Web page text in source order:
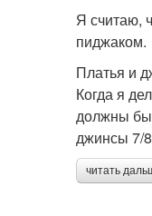
Я считаю,
пиджаком.
Платья и
Когда я
должны
джинсы 7/
читать